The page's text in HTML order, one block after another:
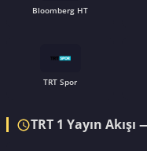
Bloomberg HT
TRT Spor
TRT 1 Yayın